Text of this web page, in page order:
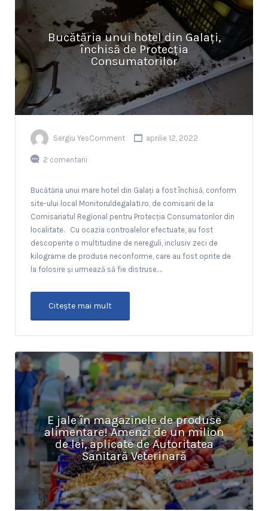
Bucătăria unui hotel din Galați,
închisă de Protecția
Consumatorilor
Sergiu YesComment aprilie 12, 2022
2 comentarii
Bucătăria unui mare hotel din Galați a fost închisă, conform
site-ului local Monitoruldegalati.ro, de comisarii de la
Comisariatul Regional pentru Protecţia Consumatorilor din
localitate. Cu ocazia controalelor efectuate, au fost
descoperite o multitudine de nereguli, inclusiv zeci de
kilograme de produse neconforme, care au fost oprite de
la folosire și urmează să fie distruse.…
Citeşte mai mult
E jale în magazinele de produse
alimentare! Amenzi de un milion
de lei, aplicate de Autoritatea
Sanitară Veterinară